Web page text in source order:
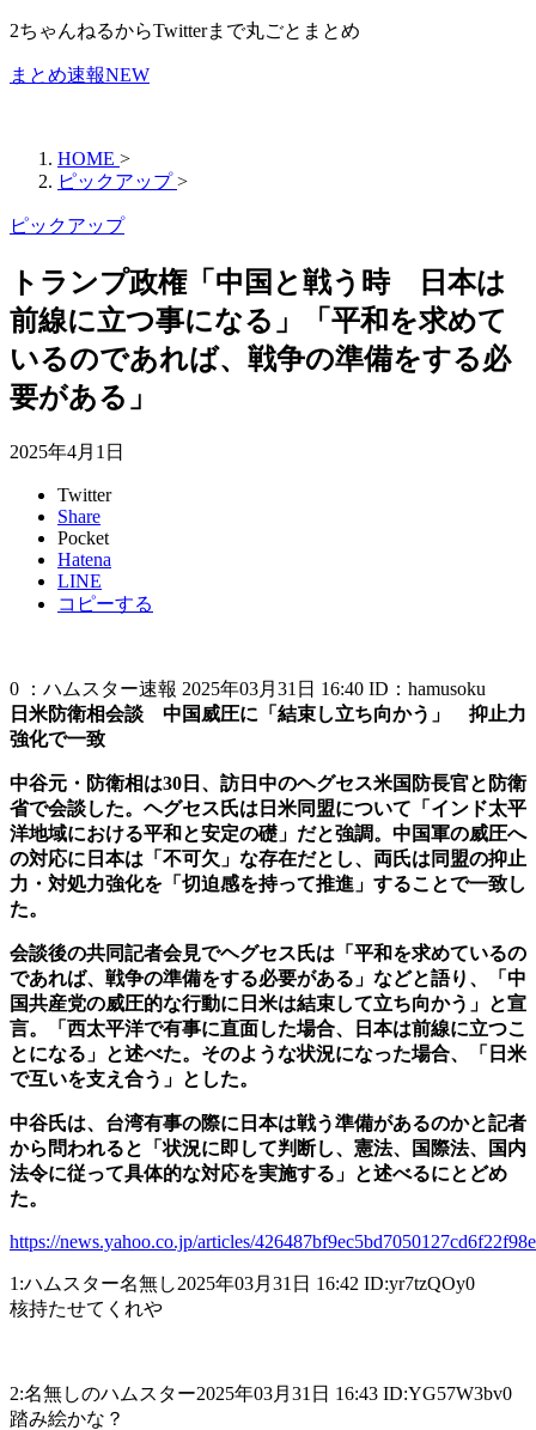
2ちゃんねるからTwitterまで丸ごとまとめ
まとめ速報NEW
HOME >
ピックアップ >
ピックアップ
トランプ政権「中国と戦う時 日本は
前線に立つ事になる」「平和を求めて
いるのであれば、戦争の準備をする必
要がある」
2025年4月1日
Twitter
Share
Pocket
Hatena
LINE
コピーする
0 ：ハムスター速報 2025年03月31日 16:40 ID：hamusoku
日米防衛相会談 中国威圧に「結束し立ち向かう」 抑止力
強化で一致
中谷元・防衛相は30日、訪日中のヘグセス米国防長官と防衛
省で会談した。ヘグセス氏は日米同盟について「インド太平
洋地域における平和と安定の礎」だと強調。中国軍の威圧へ
の対応に日本は「不可欠」な存在だとし、両氏は同盟の抑止
力・対処力強化を「切迫感を持って推進」することで一致し
た。
会談後の共同記者会見でヘグセス氏は「平和を求めているの
であれば、戦争の準備をする必要がある」などと語り、「中
国共産党の威圧的な行動に日米は結束して立ち向かう」と宣
言。「西太平洋で有事に直面した場合、日本は前線に立つこ
とになる」と述べた。そのような状況になった場合、「日米
で互いを支え合う」とした。
中谷氏は、台湾有事の際に日本は戦う準備があるのかと記者
から問われると「状況に即して判断し、憲法、国際法、国内
法令に従って具体的な対応を実施する」と述べるにとどめ
た。
https://news.yahoo.co.jp/articles/
1:ハムスター名無し2025年03月31日 16:42 ID:yr7tzQOy0
核持たせてくれや
2:名無しのハムスター2025年03月31日 16:43 ID:YG57W3bv0
踏み絵かな？